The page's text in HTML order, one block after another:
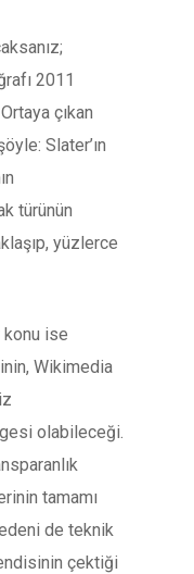
2011
çıkan
Slater’ın
türünün
yüzlerce
konu ise
Wikimedia
olabileceği.
tamamı
de teknik
çektiği